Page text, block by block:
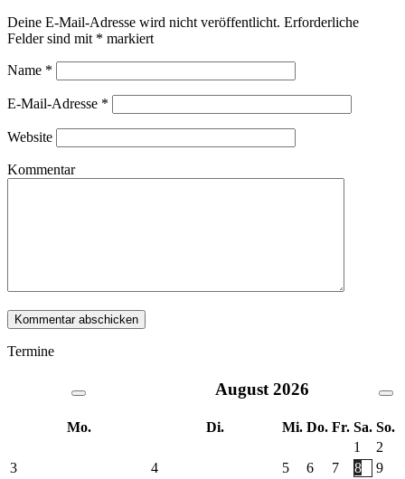
Deine E-Mail-Adresse wird nicht veröffentlicht. Erforderliche
Felder sind mit * markiert
Name *
E-Mail-Adresse *
Website
Kommentar
Termine
August 2026
Mo. Di. Mi. Do. Fr. Sa. So.
1
2
3
4 5 6 7 8
9